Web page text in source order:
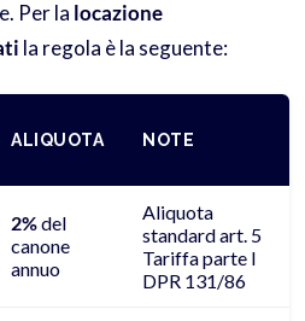
Per la locazione
la regola è la seguente:
ALIQUOTA NOTE
2%del
canone
annuo
Aliquota
standard art. 5
Tariffa parte I
DPR 131/86